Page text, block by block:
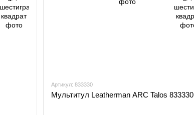
Артикул: 833330
Мультитул Leatherman ARC Talos 833330